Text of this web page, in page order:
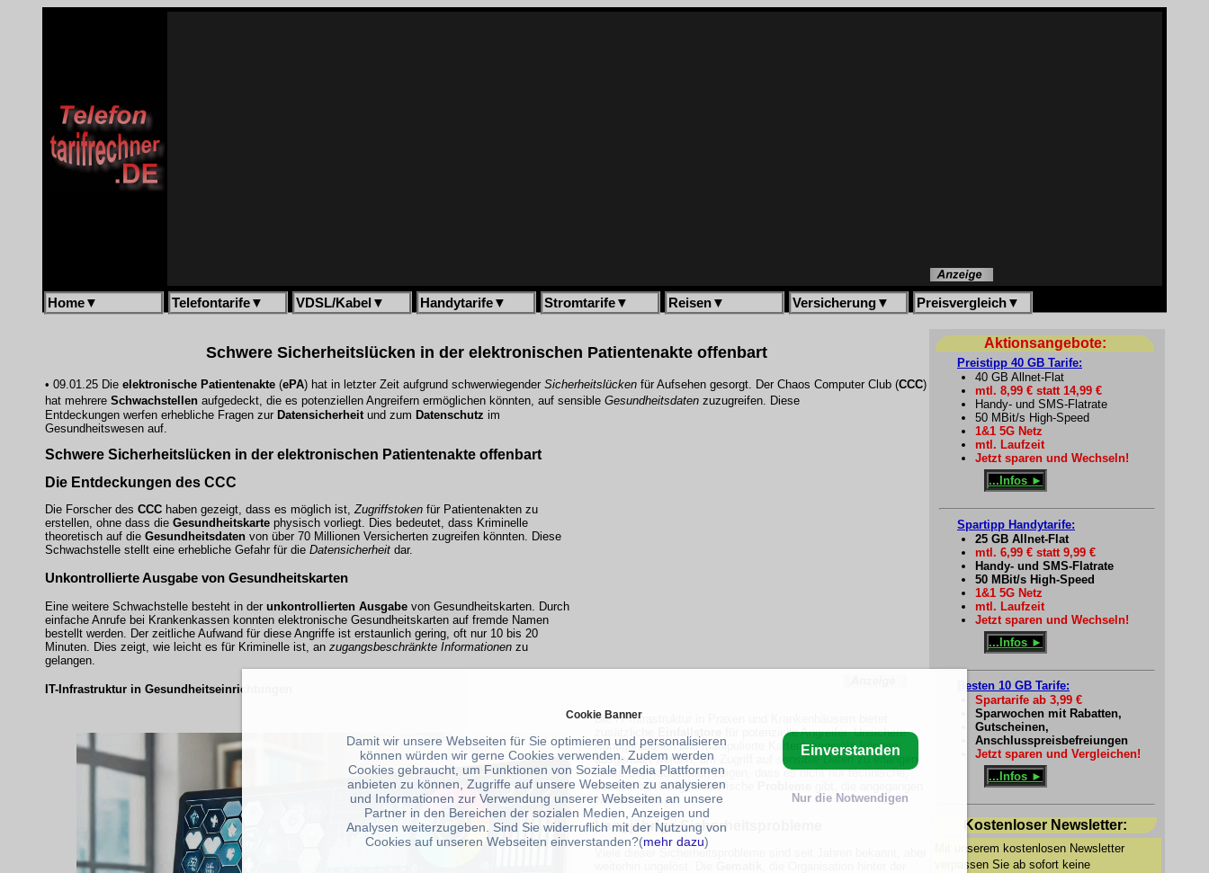
Home▼ Telefontarife▼ VDSL/Kabel ▼ Handytarife▼ Stromtarife▼ Reisen▼ Versicherung▼ Preisvergleich▼
Schwere Sicherheitslücken in der elektronischen Patientenakte offenbart
• 09.01.25 Die elektronische Patientenakte (ePA) hat in letzter Zeit aufgrund schwerwiegender Sicherheitslücken für Aufsehen gesorgt. Der Chaos Computer Club (CCC)
hat mehrere Schwachstellen aufgedeckt, die es potenziellen Angreifern ermöglichen könnten, auf sensible Gesundheitsdaten zuzugreifen. Diese
Entdeckungen werfen erhebliche Fragen zur Datensicherheitund zum Datenschutz im
Gesundheitswesen auf.
Schwere Sicherheitslücken in der elektronischen Patientenakte offenbart
Die Entdeckungen des CCC
Die Forscher des CCC haben gezeigt, dass es möglich ist,Zugriffstoken für Patientenakten zu
erstellen, ohne dass die Gesundheitskarte physisch vorliegt. Dies bedeutet, dass Kriminelle
theoretisch auf die Gesundheitsdaten von über 70 Millionen Versicherten zugreifen könnten. Diese
Schwachstelle stellt eine erhebliche Gefahr für die Datensicherheit dar.
Unkontrollierte Ausgabe von Gesundheitskarten
Eine weitere Schwachstelle besteht in der unkontrollierten Ausgabe von Gesundheitskarten. Durch
einfache Anrufe bei Krankenkassen konnten elektronische Gesundheitskarten auf fremde Namen
bestellt werden. Der zeitliche Aufwand für diese Angriffe ist erstaunlich gering, oft nur 10 bis 20
Minuten. Dies zeigt, wie leicht es für Kriminelle ist, an zugangsbeschränkte Informationen zu
gelangen.
IT-Infrastruktur in Gesundheitseinrichtungen
Die IT-Infrastruktur in Praxen und Krankenhäusern bietet
für potenzielle Angreifer. Unsichere
Konfigurationen und manipulierte Kartenlesegeräte können
ausgenutzt werden, um Zugriff auf
sensible Datenzu erlangen.
Diese Schwachstellen zeigen, dass es nicht nur technische,
sondern auch organisatorische
werden müssen.
Langjährige Sicherheitsprobleme
Viele dieser Sicherheitsprobleme sind seit Jahren bekannt, aber
Aktionsangebote:
Preistipp 40 GB Tarife:
40 GB Allnet-Flat
mtl. 8,99 € statt 14,99 €
Handy- und SMS-Flatrate
50 MBit/s High-Speed
1&1 5G Netz
mtl. Laufzeit
Jetzt sparen und Wechseln!
...Infos ►
Spartipp Handytarife:
25 GB Allnet-Flat
mtl. 6,99 € statt 9,99 €
Handy- und SMS-Flatrate
50 MBit/s High-Speed
1&1 5G Netz
mtl. Laufzeit
Jetzt sparen und Wechseln!
...Infos ►
Besten 10 GB Tarife:
Spartarife ab 3,99 €
Sparwochen mit Rabatten,
Gutscheinen,
Anschlusspreisbefreiungen
Jetzt sparen und Vergleichen!
...Infos ►
Kostenloser Newsletter:
Mit unserem kostenlosen Newsletter
verpassen Sie ab sofort keine
Cookie Banner
Damit wir unsere Webseiten für Sie optimieren und personalisieren
können würden wir gerne Cookies verwenden. Zudem werden
Cookies gebraucht, um Funktionen von Soziale Media Plattformen
anbieten zu können, Zugriffe auf unsere Webseiten zu analysieren
und Informationen zur Verwendung unserer Webseiten an unsere
Partner in den Bereichen der sozialen Medien, Anzeigen und
Analysen weiterzugeben. Sind Sie widerruflich mit der Nutzung von
Cookies auf unseren Webseiten einverstanden?(mehr dazu)
Einverstanden
Nur die Notwendigen